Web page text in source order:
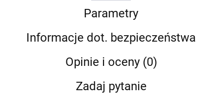
Parametry
Informacje dot. bezpieczeństwa
Opinie i oceny (0)
Zadaj pytanie